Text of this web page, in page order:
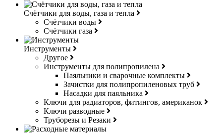
Счётчики для воды, газа и тепла
Счётчики воды
Счётчики газа
Инструменты
Другое
Инструменты для полипропилена
Паяльники и сварочные комплекты
Зачистки для полипропиленовых труб
Насадки для паяльника
Ключи для радиаторов, фитингов, американок
Ключи разводные
Труборезы и Резаки